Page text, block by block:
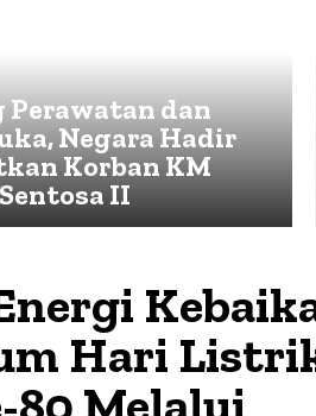
Perawatan dan
Negara Hadir
Korban KM
II
Hari